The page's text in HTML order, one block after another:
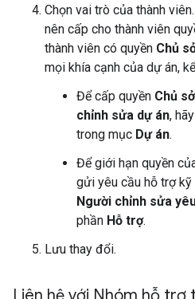
Chọn vai trò của thành
nên cấp cho thành viên
thành viên có quyền Chủ
mọi khía cạnh của dự án,
Để cấp quyền Chủ
chỉnh sửa dự án,
trong mục Dự án.
Để giới hạn quyền
gửi yêu cầu hỗ trợ kỹ
Người chỉnh sửa
phần Hỗ trợ.
Lưu thay đổi.